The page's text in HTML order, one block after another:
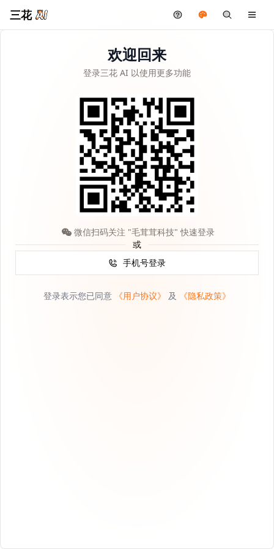
三花
欢迎回来
登录三花 AI 以使用更多功能
手机号登录
或
微信扫码关注 "毛茸茸科技" 快速登录
登录表示您已同意 《用户协议》 及 《隐私政策》